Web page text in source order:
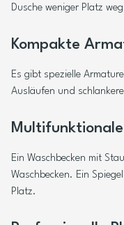
Dusche weniger Platz
Kompakte
Es gibt spezielle
Ausläufen und
Multifunktionale
Ein Waschbecken mit
Waschbecken. Ein
Platz.